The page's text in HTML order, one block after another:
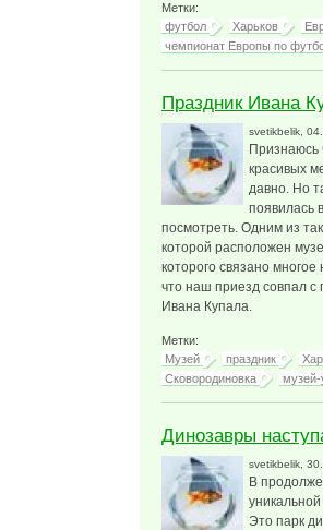
Метки:
футбол
Харьков
чемпионат Европы по
Праздник Ивана
svetikbelik ,
Признаюсь
красивых
давно. Но
появилась
посмотреть. Одним из
которой расположен
которого связано
что наш приезд совпал с
Ивана Купала.
Метки:
Музей
праздник
Сковородиновка
музей-
Динозавры
svetikbelik ,
В
Это парк